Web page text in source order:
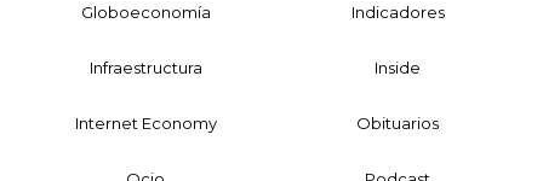
Globoeconomía Indicadores
Infraestructura Inside
Internet Economy Obituarios